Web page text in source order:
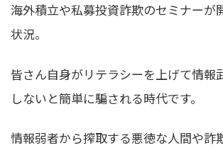
海外積立や私募投資詐欺のセミナーが
状況。
皆さん自身がリテラシーを上げて情報
しないと簡単に騙される時代です。
情報弱者から搾取する悪徳な人間や詐